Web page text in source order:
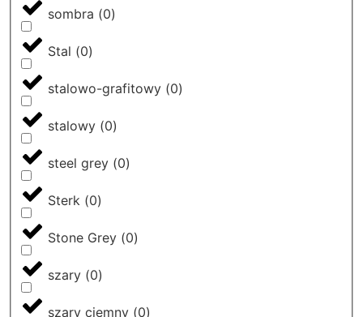
sombra (0)
Stal (0)
stalowo-grafitowy (0)
stalowy (0)
steel grey (0)
Sterk (0)
Stone Grey (0)
szary (0)
szary ciemny (0)